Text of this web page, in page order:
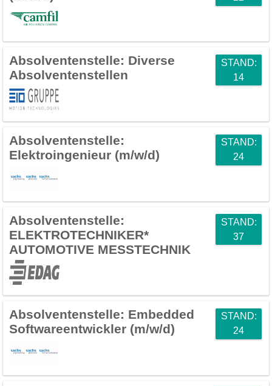
Absolventenstelle: Diverse
Absolventenstellen
STAND:
14
Absolventenstelle:
Elektroingenieur (m/w/d)
STAND:
24
Absolventenstelle:
ELEKTROTECHNIKER*
AUTOMOTIVE MESSTECHNIK
STAND:
37
Absolventenstelle: Embedded
Softwareentwickler (m/w/d)
STAND:
24